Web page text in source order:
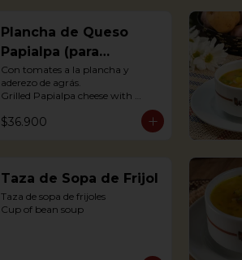
persons).
Plancha de Queso
Papialpa (para
compartir)
Con tomates a la plancha y
aderezo de agrás.
Grilled Papialpa cheese with
dressing
$36.900
Taza de Sopa de Frijol
Taza de sopa de frijoles
Cup of bean soup